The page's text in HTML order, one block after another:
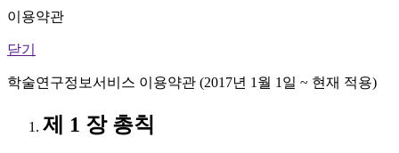
이용약관
닫기
학술연구정보서비스 이용약관 (2017년 1월 1일 ~ 현재 적용)
제 1 장 총칙